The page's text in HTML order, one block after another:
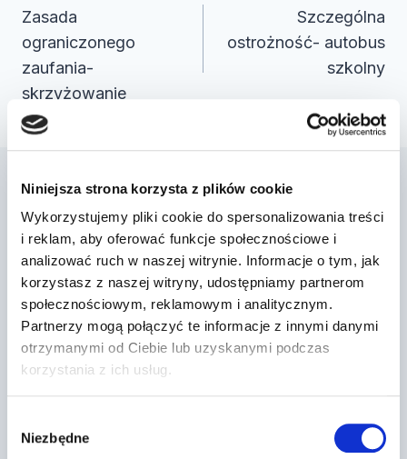
Niniejsza strona korzysta z plików cookie
Wykorzystujemy pliki cookie do spersonalizowania treści
i reklam, aby oferować funkcje społecznościowe i
analizować ruch w naszej witrynie. Informacje o tym, jak
korzystasz z naszej witryny, udostępniamy partnerom
społecznościowym, reklamowym i analitycznym.
Partnerzy mogą połączyć te informacje z innymi danymi
otrzymanymi od Ciebie lub uzyskanymi podczas
korzystania z ich usług.
zgody
Niezbędne
wpisu
Zasada
ograniczonego
zaufania-
skrzyżowanie
Szczególna
ostrożność- autobus
szkolny
Podobne wpisy